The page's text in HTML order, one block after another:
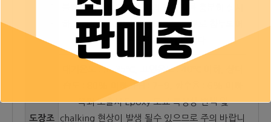
불량을 유발하므로 소지의 전처리를 충분히 실시
하고 하도를 도장해야 콘크리트 내부로 침투되어
우수한 부착력을 발휘 합니다.
도장조
대기온도 : 5~35℃, 표면온도 : 40℃ 이하, 상대
습도 : 80% 이하, PH : 7~9, 함수율 : 6% 이하
옥외 노출시 Epoxy 도료 특성상 변색 및
chalking 현상이 발생 될수 있으므로 주의 바랍니